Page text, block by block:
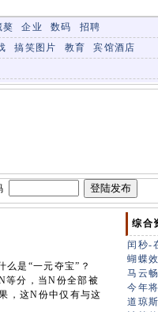
獒 企业 数码
招聘
搞笑图片 教育
宾馆酒店
是“一元夺宝”？
等分，当N份全部被
，这N份中仅有与这
综合
闰秒-
蝴蝶
马云
今年
道琼